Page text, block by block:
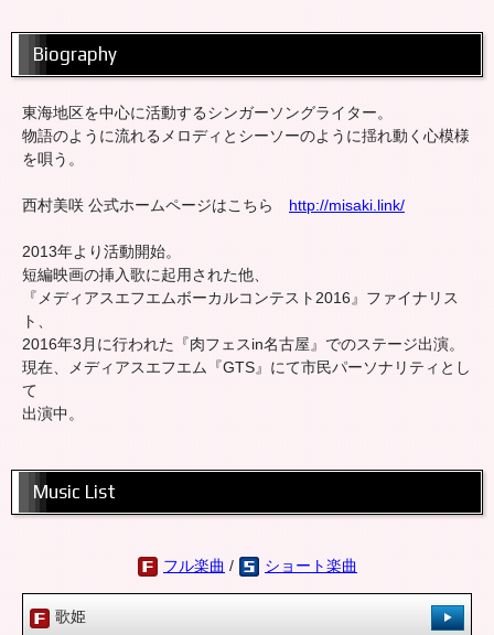
Biography
東海地区を中心に活動するシンガーソングライター。
物語のように流れるメロディとシーソーのように揺れ動く心模様
を唄う。
西村美咲 公式ホームページはこちら http://misaki.link/
2013年より活動開始。
短編映画の挿入歌に起用された他、
『メディアスエフエムボーカルコンテスト2016』ファイナリス
ト、
2016年3月に行われた『肉フェスin名古屋』でのステージ出演。
現在、メディアスエフエム『GTS』にて市民パーソナリティとし
て
出演中。
Music List
フル楽曲 / ショート楽曲
歌姫